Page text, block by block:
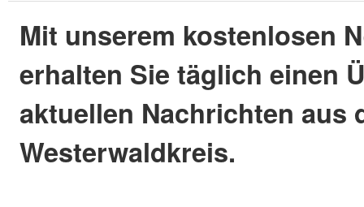
Mit unserem kostenlosen
erhalten Sie täglich einen
aktuellen Nachrichten aus
Westerwaldkreis.